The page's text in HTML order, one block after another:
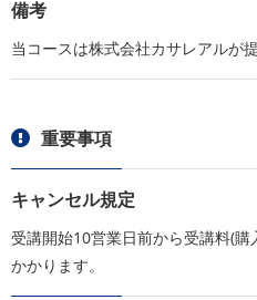
備考
当コースは株式会社カサレアルが提
重要事項
キャンセル規定
受講開始10営業日前から受講料(
かかります。